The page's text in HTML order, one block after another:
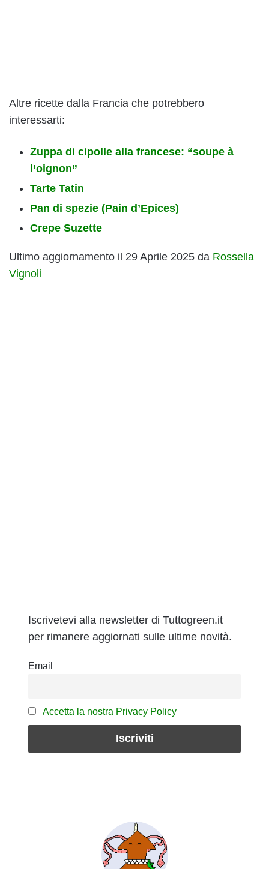
Altre ricette dalla Francia che potrebbero
interessarti:
Zuppa di cipolle alla francese: “soupe à
l’oignon”
Tarte Tatin
Pan di spezie (Pain d’Epices)
Crepe Suzette
Ultimo aggiornamento il 29 Aprile 2025 da Rossella
Vignoli
Iscrivetevi alla newsletter di Tuttogreen.it
per rimanere aggiornati sulle ultime novità.
Email
Accetta la nostra Privacy Policy